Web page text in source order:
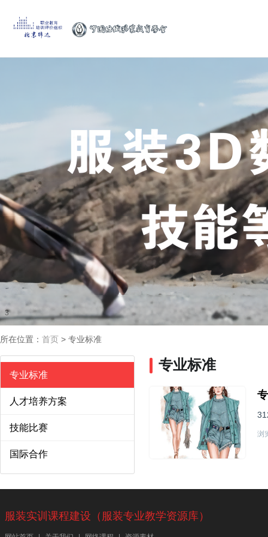
3
所在位置： 首页 > 专业标准
专业标准
人才培养方案
技能比赛
国际合作
专业标准
浏
服装实训课程建设（服装专业教学资源库）